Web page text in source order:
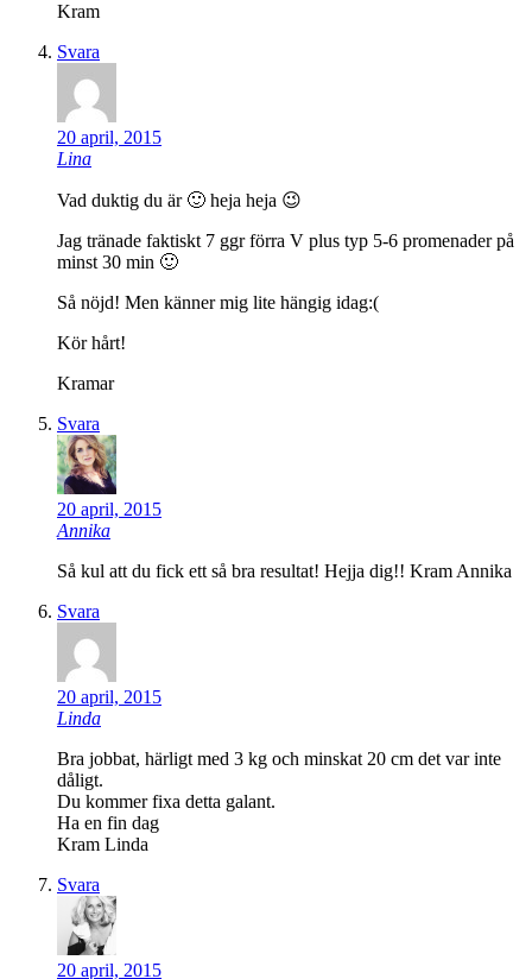
Kram
Svara
20 april, 2015
Lina
Vad duktig du är 🙂 heja heja 😉
Jag tränade faktiskt 7 ggr förra V plus typ 5-6 promenader på
minst 30 min 🙂
Så nöjd! Men känner mig lite hängig idag:(
Kör hårt!
Kramar
Svara
20 april, 2015
Annika
Så kul att du fick ett så bra resultat! Hejja dig!! Kram Annika
Svara
20 april, 2015
Linda
Bra jobbat, härligt med 3 kg och minskat 20 cm det var inte
dåligt.
Du kommer fixa detta galant.
Ha en fin dag
Kram Linda
Svara
20 april, 2015